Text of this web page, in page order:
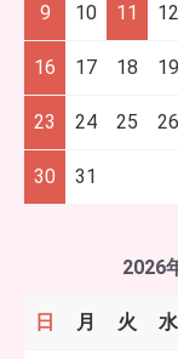
9 10 11 12
16 17 18 19
23 24 25 26
30 31
2026
日 月 火 水